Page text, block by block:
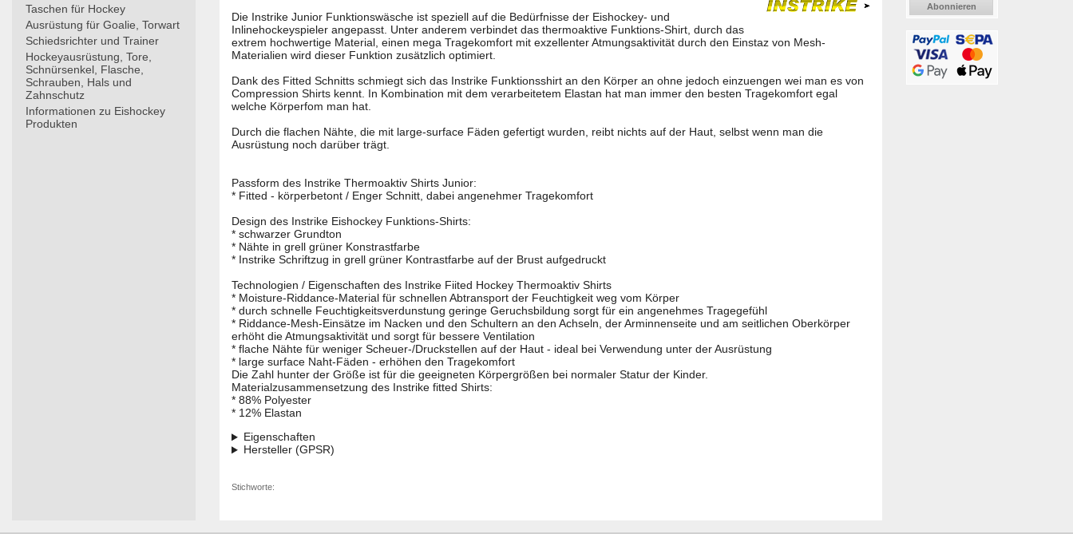
Taschen für Hockey
Ausrüstung für Goalie, Torwart
Schiedsrichter und Trainer
Hockeyausrüstung, Tore,
Schnürsenkel, Flasche,
Schrauben, Hals und
Zahnschutz
Informationen zu Eishockey
Produkten
Die Instrike Junior Funktionswäsche ist speziell auf die Bedürfnisse der Eishockey- und
Inlinehockeyspieler angepasst. Unter anderem verbindet das thermoaktive Funktions-Shirt, durch das
extrem hochwertige Material, einen mega Tragekomfort mit exzellenter Atmungsaktivität durch den Einstaz von Mesh-
Materialien wird dieser Funktion zusätzlich optimiert.
Dank des Fitted Schnitts schmiegt sich das Instrike Funktionsshirt an den Körper an ohne jedoch einzuengen wei man es von
Compression Shirts kennt. In Kombination mit dem verarbeitetem Elastan hat man immer den besten Tragekomfort egal
welche Körperfom man hat.
Durch die flachen Nähte, die mit large-surface Fäden gefertigt wurden, reibt nichts auf der Haut, selbst wenn man die
Ausrüstung noch darüber trägt.
Passform des Instrike Thermoaktiv Shirts Junior:
* Fitted - körperbetont / Enger Schnitt, dabei angenehmer Tragekomfort
Design des Instrike Eishockey Funktions-Shirts:
* schwarzer Grundton
* Nähte in grell grüner Konstrastfarbe
* Instrike Schriftzug in grell grüner Kontrastfarbe auf der Brust aufgedruckt
Technologien / Eigenschaften des Instrike Fiited Hockey Thermoaktiv Shirts
* Moisture-Riddance-Material für schnellen Abtransport der Feuchtigkeit weg vom Körper
* durch schnelle Feuchtigkeitsverdunstung geringe Geruchsbildung sorgt für ein angenehmes Tragegefühl
* Riddance-Mesh-Einsätze im Nacken und den Schultern an den Achseln, der Arminnenseite und am seitlichen Oberkörper
erhöht die Atmungsaktivität und sorgt für bessere Ventilation
* flache Nähte für weniger Scheuer-/Druckstellen auf der Haut - ideal bei Verwendung unter der Ausrüstung
* large surface Naht-Fäden - erhöhen den Tragekomfort
Die Zahl hunter der Größe ist für die geeigneten Körpergrößen bei normaler Statur der Kinder.
Materialzusammensetzung des Instrike fitted Shirts:
* 88% Polyester
* 12% Elastan
Eigenschaften
Hersteller (GPSR)
Stichworte:
Abonnieren